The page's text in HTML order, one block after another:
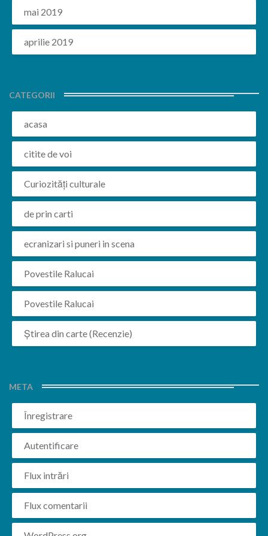
mai 2019
aprilie 2019
CATEGORII
acasa
citite de voi
Curiozități culturale
de prin carti
ecranizari si puneri in scena
Povestile Ralucai
Povestile Ralucai
Știrea din carte (Recenzie)
META
Înregistrare
Autentificare
Flux intrări
Flux comentarii